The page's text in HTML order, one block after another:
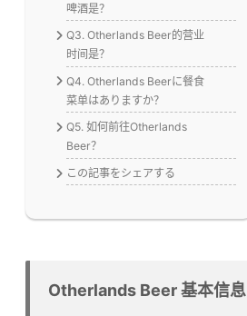
啤酒是？
Q3. Otherlands Beer的营业
时间是？
Q4. Otherlands Beerに餐食
菜单はありますか？
Q5. 如何前往Otherlands
Beer？
この記事をシェアする
Otherlands Beer 基本信息